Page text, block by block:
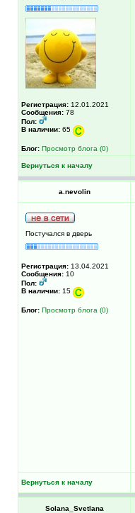
Регистрация: 12.01.2021
Сообщения: 78
Пол:
В наличии: 65
Блог: Просмотр блога (0)
Вернуться к началу
a.nevolin
Постучался в дверь
Регистрация: 13.04.2021
Сообщения: 10
Пол:
В наличии: 15
Блог: Просмотр блога (0)
Вернуться к началу
Solana_Svetlana